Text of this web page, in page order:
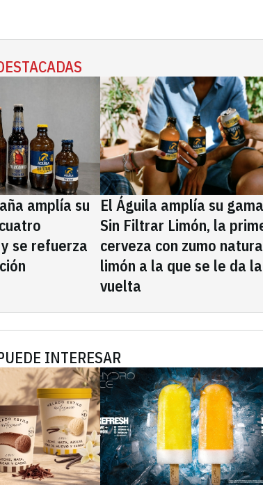
amplía su
se refuerza
El Águila amplía su
Sin Filtrar Limón, la
cerveza con zumo
limón a la que se le da la
vuelta
INTERESAR